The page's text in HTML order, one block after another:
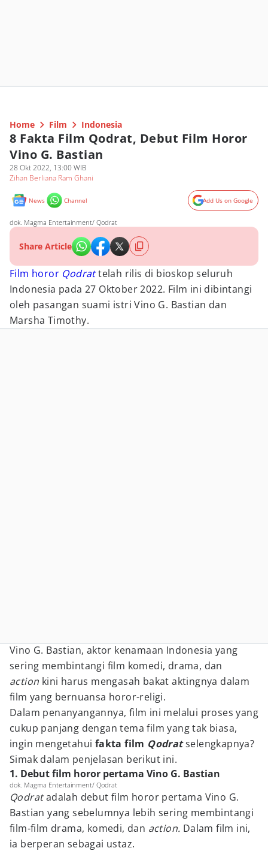
Home Film Indonesia
8 Fakta Film Qodrat, Debut Film Horor
Vino G. Bastian
28 Okt 2022, 13:00 WIB
Zihan Berliana Ram Ghani
News Channel Add Us on Google
dok. Magma Entertainment/ Qodrat
Share Article
Film horor Qodrat telah rilis di bioskop seluruh
Indonesia pada 27 Oktober 2022. Film ini dibintangi
oleh pasangan suami istri Vino G. Bastian dan
Marsha Timothy.
Vino G. Bastian, aktor kenamaan Indonesia yang
sering membintangi film komedi, drama, dan
action kini harus mengasah bakat aktingnya dalam
film yang bernuansa horor-religi.
Dalam penanyangannya, film ini melalui proses yang
cukup panjang dengan tema film yang tak biasa,
ingin mengetahui fakta film Qodratselengkapnya?
Simak dalam penjelasan berikut ini.
1. Debut film horor pertama Vino G. Bastian
dok. Magma Entertainment/ Qodrat
Qodratadalah debut film horor pertama Vino G.
Bastian yang sebelumnya lebih sering membintangi
film-film drama, komedi, dan action. Dalam film ini,
ia berperan sebagai ustaz.